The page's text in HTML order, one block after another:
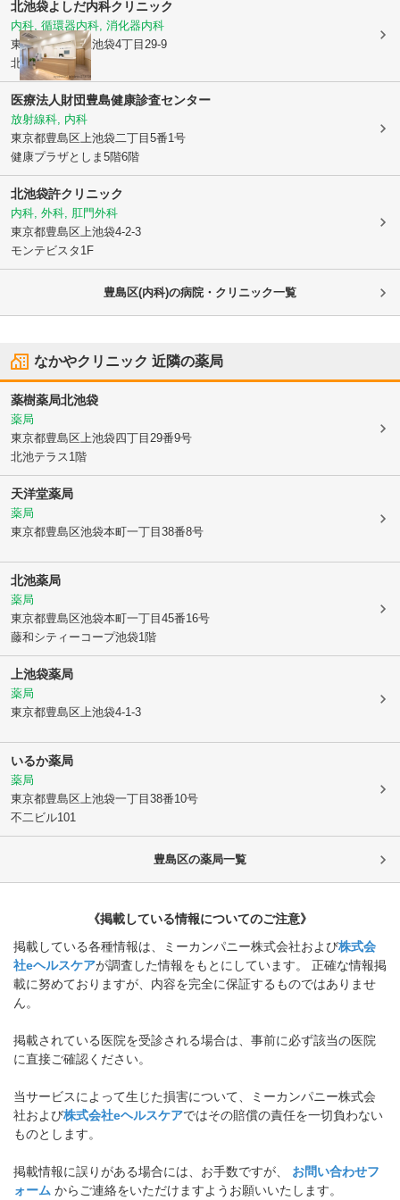
北池袋よしだ内科クリニック
内科, 循環器内科, 消化器内科
東京都豊島区上池袋4丁目29-9
北池テラス4F
医療法人財団豊島健康診査センター
放射線科, 内科
東京都豊島区 上池袋二丁目5番1号
健康プラザとしま5階6階
北池袋許クリニック
内科, 外科, 肛門外科
東京都豊島区 上池袋4-2-3
モンテビスタ1F
豊島区(内科)の病院・クリニック一覧
なかやクリニック 近隣の薬局
薬樹薬局北池袋
薬局
東京都豊島区 上池袋四丁目29番9号
北池テラス1階
天洋堂薬局
薬局
東京都豊島区池袋本町一丁目38番8号
北池薬局
薬局
東京都豊島区池袋本町一丁目45番16号
藤和シティーコープ池袋1階
上池袋薬局
薬局
東京都豊島区 上池袋4-1-3
いるか薬局
薬局
東京都豊島区 上池袋一丁目38番10号
不二ビル101
豊島区の薬局一覧
《掲載している情報についてのご注意》
掲載している各種情報は、ミーカンパニー株式会社および株式会
社eヘルスケアが調査した情報をもとにしています。 正確な情報掲
載に努めておりますが、内容を完全に保証するものではありませ
ん。
掲載されている医院を受診される場合は、事前に必ず該当の医院
に直接ご確認ください。
当サービスによって生じた損害について、ミーカンパニー株式会
社および株式会社eヘルスケアではその賠償の責任を一切負わない
ものとします。
掲載情報に誤りがある場合には、お手数ですが、
お問い合わせフ
ォーム からご連絡をいただけますようお願いいたします。